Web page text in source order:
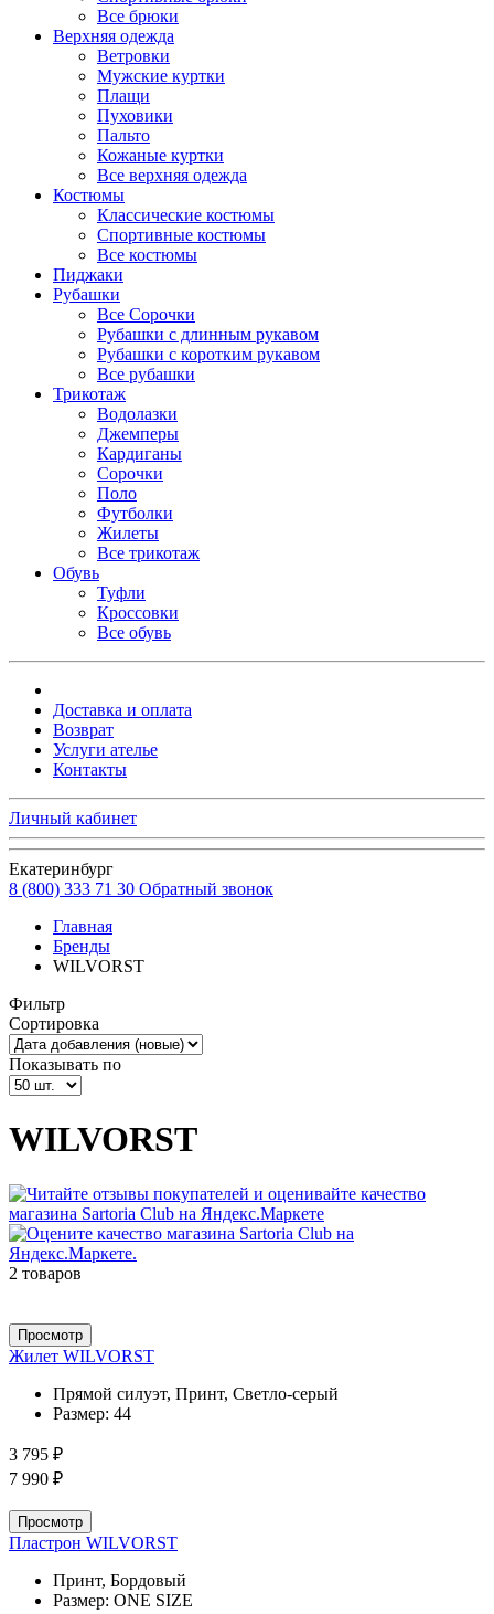
Все брюки
Верхняя одежда
Ветровки
Мужские куртки
Плащи
Пуховики
Пальто
Кожаные куртки
Все верхняя одежда
Костюмы
Классические костюмы
Спортивные костюмы
Все костюмы
Пиджаки
Рубашки
Все Сорочки
Рубашки с длинным рукавом
Рубашки с коротким рукавом
Все рубашки
Трикотаж
Водолазки
Джемперы
Кардиганы
Сорочки
Поло
Футболки
Жилеты
Все трикотаж
Обувь
Туфли
Кроссовки
Все обувь
Доставка и оплата
Возврат
Услуги ателье
Контакты
Личный кабинет
Екатеринбург
8 (800) 333 71 30 Обратный звонок
Главная
Бренды
WILVORST
Фильтр
Сортировка
Показывать по
WILVORST
2 товаров
Просмотр
Жилет WILVORST
Прямой силуэт, Принт, Светло-серый
Размер: 44
3 795 ₽
7 990 ₽
Просмотр
Пластрон WILVORST
Принт, Бордовый
Размер: ONE SIZE